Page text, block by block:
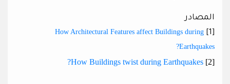
المصادر
[1]
How Architectural Features affect Buildings during
Earthquakes?
[2]
How Buildings twist during Earthquakes?